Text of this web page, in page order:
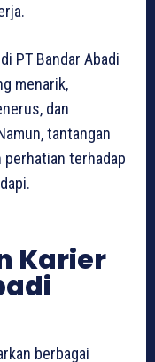
PT Bandar Abadi
menarik,
dan
tantangan
perhatian terhadap
Karier
berbagai